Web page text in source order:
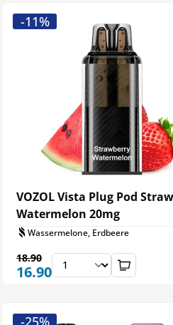
VOZOL Vista Plug Pod
Watermelon 20mg
Wassermelone, Erdbeere
16.90
18.90
-11%
-25%